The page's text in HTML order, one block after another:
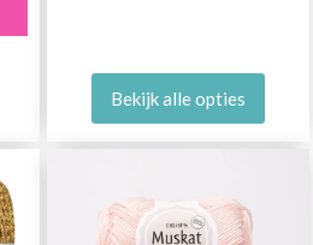
Bekijk alle opties